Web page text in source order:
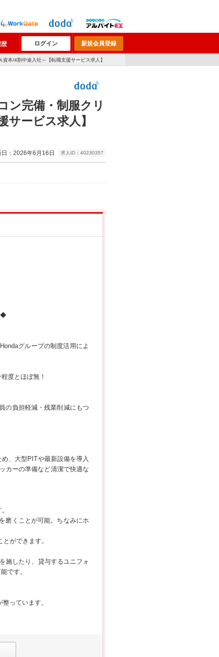
歴 ログイン 新規会員登録
本/4割中途入社～【転職支援サービス求人】
ン完備・制服クリ
サービス求人】
：2026年6月16日 求人ID：40230357
グループの制度活用によ
度とほぼ無！
の負担軽減・残業削減にもつ
、大型PITや最新設備を導入
カーの準備など清潔で快適な
磨くことが可能。ちなみにホ
ができます。
施したり、貸与するユニフォ
です。
っています。